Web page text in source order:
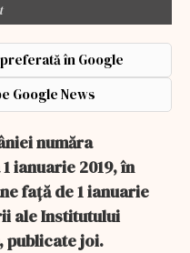
în Google
Google News
număra
ianuarie 2019, în
faţă de 1 ianuarie
ale Institutului
publicate joi.